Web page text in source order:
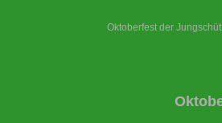
Oktoberfest der